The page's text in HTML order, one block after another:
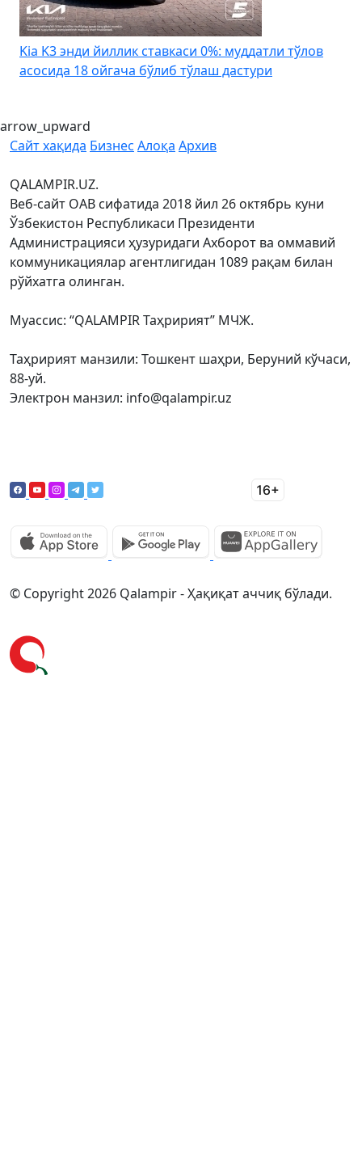
Kia K3 энди йиллик ставкаси 0%: муддатли тўлов
асосида 18 ойгача бўлиб тўлаш дастури
arrow_upward
Сайт хақида Бизнес Алоқа Архив
QALAMPIR.UZ.
Веб-сайт ОАВ сифатида 2018 йил 26 октябрь куни
Ўзбекистон Республикаси Президенти
Администрацияси ҳузуридаги Ахборот ва оммавий
коммуникациялар агентлигидан 1089 рақам билан
рўйхатга олинган.
Муассис: “QALAMPIR Таҳририят” МЧЖ.
Таҳририят манзили: Тошкент шаҳри, Беруний кўчаси,
88-уй.
Электрон манзил: info@qalampir.uz
© Copyright 2026 Qalampir - Ҳақиқат аччиқ бўлади.